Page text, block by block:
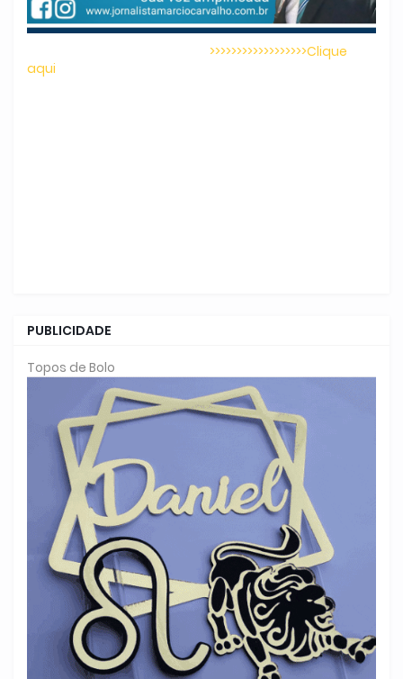
>>>>>>>>>>>>>>>>>>Clique
aqui
PUBLICIDADE
Topos de Bolo